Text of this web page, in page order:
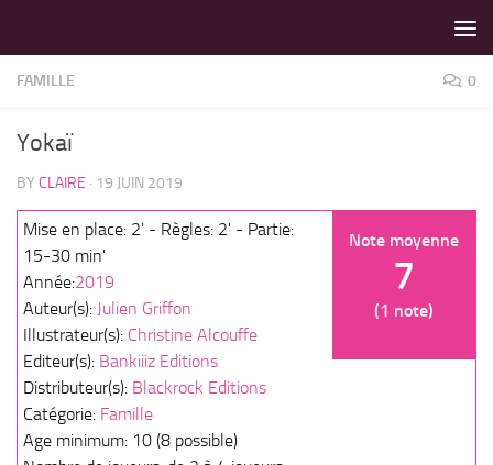
FAMILLE 0
Yokaï
BY CLAIRE · 19 JUIN 2019
Note moyenne
7
(1 note)
Mise en place: 2' - Règles: 2' - Partie:
15-30 min'
Année:2019
Auteur(s): Julien Griffon
Illustrateur(s): Christine Alcouffe
Editeur(s): Bankiiiz Editions
Distributeur(s): Blackrock Editions
Catégorie: Famille
Age minimum: 10 (8 possible)